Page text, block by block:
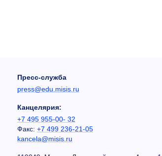
Пресс-служба
press@edu.misis.ru
Канцелярия:
+7 495 955-00- 32
Факс: +7 499 236-21-05
kancela@misis.ru